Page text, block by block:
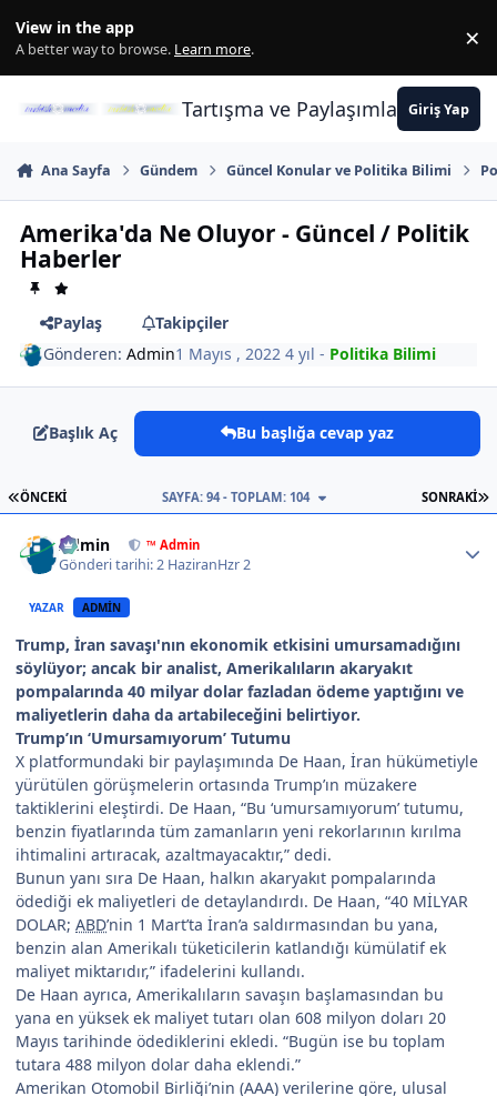
View in the app
A better way to browse. Learn more. ×
Tartışma ve PaylaşımlarınGiriş Yap
Ana Sayfa Gündem Güncel Konular ve Politika Bilimi
Amerika'da Ne Oluyor - Güncel / Politik
Haberler
Paylaş
Takipçiler
Gönderen:Admin1 Mayıs , 20224 yıl - Politika Bilimi
Başlık Aç Bu başlığa cevap yaz
İLK SAYFA
ÖNCEKI SONRAKI
SAYFA: 94 - TOPLAM: 104
Admin ™ Admin
Gönderi tarihi:2 HaziranHzr 2
YAZAR ADMIN
Trump, İran savaşı'nın ekonomik etkisini umursamadığını
söylüyor; ancak bir analist, Amerikalıların akaryakıt
pompalarında 40 milyar dolar fazladan ödeme yaptığını ve
maliyetlerin daha da artabileceğini belirtiyor.
Trump’ın ‘Umursamıyorum’ Tutumu
X platformundaki bir paylaşımında De Haan, İran hükümetiyle
yürütülen görüşmelerin ortasında Trump’ın müzakere
taktiklerini eleştirdi. De Haan, “Bu ‘umursamıyorum’ tutumu,
benzin fiyatlarında tüm zamanların yeni rekorlarının kırılma
ihtimalini artıracak, azaltmayacaktır,” dedi.
Bunun yanı sıra De Haan, halkın akaryakıt pompalarında
ödediği ek maliyetleri de detaylandırdı. De Haan, “40 MİLYAR
DOLAR; ABD’nin 1 Mart’ta İran’a saldırmasından bu yana,
benzin alan Amerikalı tüketicilerin katlandığı kümülatif ek
maliyet miktarıdır,” ifadelerini kullandı.
De Haan ayrıca, Amerikalıların savaşın başlamasından bu
yana en yüksek ek maliyet tutarı olan 608 milyon doları 20
Mayıs tarihinde ödediklerini ekledi. “Bugün ise bu toplam
tutara 488 milyon dolar daha eklendi.”
Amerikan Otomobil Birliği’nin (AAA) verilerine göre, ulusal